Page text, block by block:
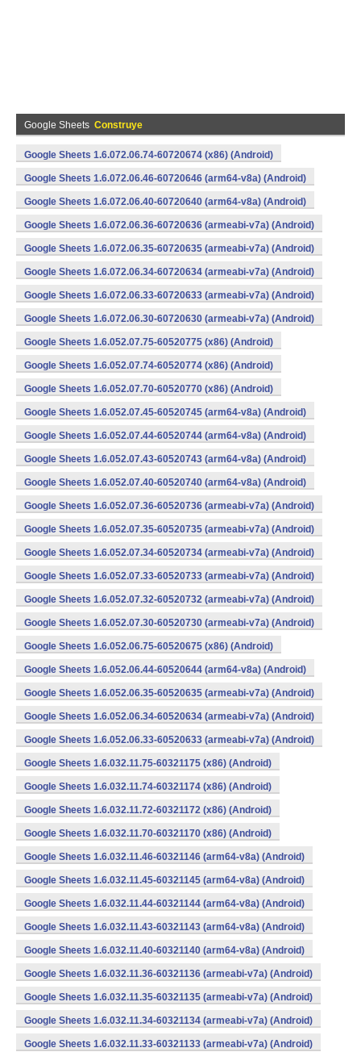
Google Sheets Construye
Google Sheets 1.6.072.06.74-60720674 (x86) (Android)
Google Sheets 1.6.072.06.46-60720646 (arm64-v8a) (Android)
Google Sheets 1.6.072.06.40-60720640 (arm64-v8a) (Android)
Google Sheets 1.6.072.06.36-60720636 (armeabi-v7a) (Android)
Google Sheets 1.6.072.06.35-60720635 (armeabi-v7a) (Android)
Google Sheets 1.6.072.06.34-60720634 (armeabi-v7a) (Android)
Google Sheets 1.6.072.06.33-60720633 (armeabi-v7a) (Android)
Google Sheets 1.6.072.06.30-60720630 (armeabi-v7a) (Android)
Google Sheets 1.6.052.07.75-60520775 (x86) (Android)
Google Sheets 1.6.052.07.74-60520774 (x86) (Android)
Google Sheets 1.6.052.07.70-60520770 (x86) (Android)
Google Sheets 1.6.052.07.45-60520745 (arm64-v8a) (Android)
Google Sheets 1.6.052.07.44-60520744 (arm64-v8a) (Android)
Google Sheets 1.6.052.07.43-60520743 (arm64-v8a) (Android)
Google Sheets 1.6.052.07.40-60520740 (arm64-v8a) (Android)
Google Sheets 1.6.052.07.36-60520736 (armeabi-v7a) (Android)
Google Sheets 1.6.052.07.35-60520735 (armeabi-v7a) (Android)
Google Sheets 1.6.052.07.34-60520734 (armeabi-v7a) (Android)
Google Sheets 1.6.052.07.33-60520733 (armeabi-v7a) (Android)
Google Sheets 1.6.052.07.32-60520732 (armeabi-v7a) (Android)
Google Sheets 1.6.052.07.30-60520730 (armeabi-v7a) (Android)
Google Sheets 1.6.052.06.75-60520675 (x86) (Android)
Google Sheets 1.6.052.06.44-60520644 (arm64-v8a) (Android)
Google Sheets 1.6.052.06.35-60520635 (armeabi-v7a) (Android)
Google Sheets 1.6.052.06.34-60520634 (armeabi-v7a) (Android)
Google Sheets 1.6.052.06.33-60520633 (armeabi-v7a) (Android)
Google Sheets 1.6.032.11.75-60321175 (x86) (Android)
Google Sheets 1.6.032.11.74-60321174 (x86) (Android)
Google Sheets 1.6.032.11.72-60321172 (x86) (Android)
Google Sheets 1.6.032.11.70-60321170 (x86) (Android)
Google Sheets 1.6.032.11.46-60321146 (arm64-v8a) (Android)
Google Sheets 1.6.032.11.45-60321145 (arm64-v8a) (Android)
Google Sheets 1.6.032.11.44-60321144 (arm64-v8a) (Android)
Google Sheets 1.6.032.11.43-60321143 (arm64-v8a) (Android)
Google Sheets 1.6.032.11.40-60321140 (arm64-v8a) (Android)
Google Sheets 1.6.032.11.36-60321136 (armeabi-v7a) (Android)
Google Sheets 1.6.032.11.35-60321135 (armeabi-v7a) (Android)
Google Sheets 1.6.032.11.34-60321134 (armeabi-v7a) (Android)
Google Sheets 1.6.032.11.33-60321133 (armeabi-v7a) (Android)